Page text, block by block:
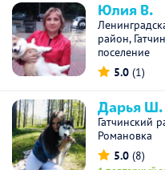
Юлия В.
район,
поселение
5.0 (1)
Дарья Ш.
Гатчинский
Романовка
5.0 (8)